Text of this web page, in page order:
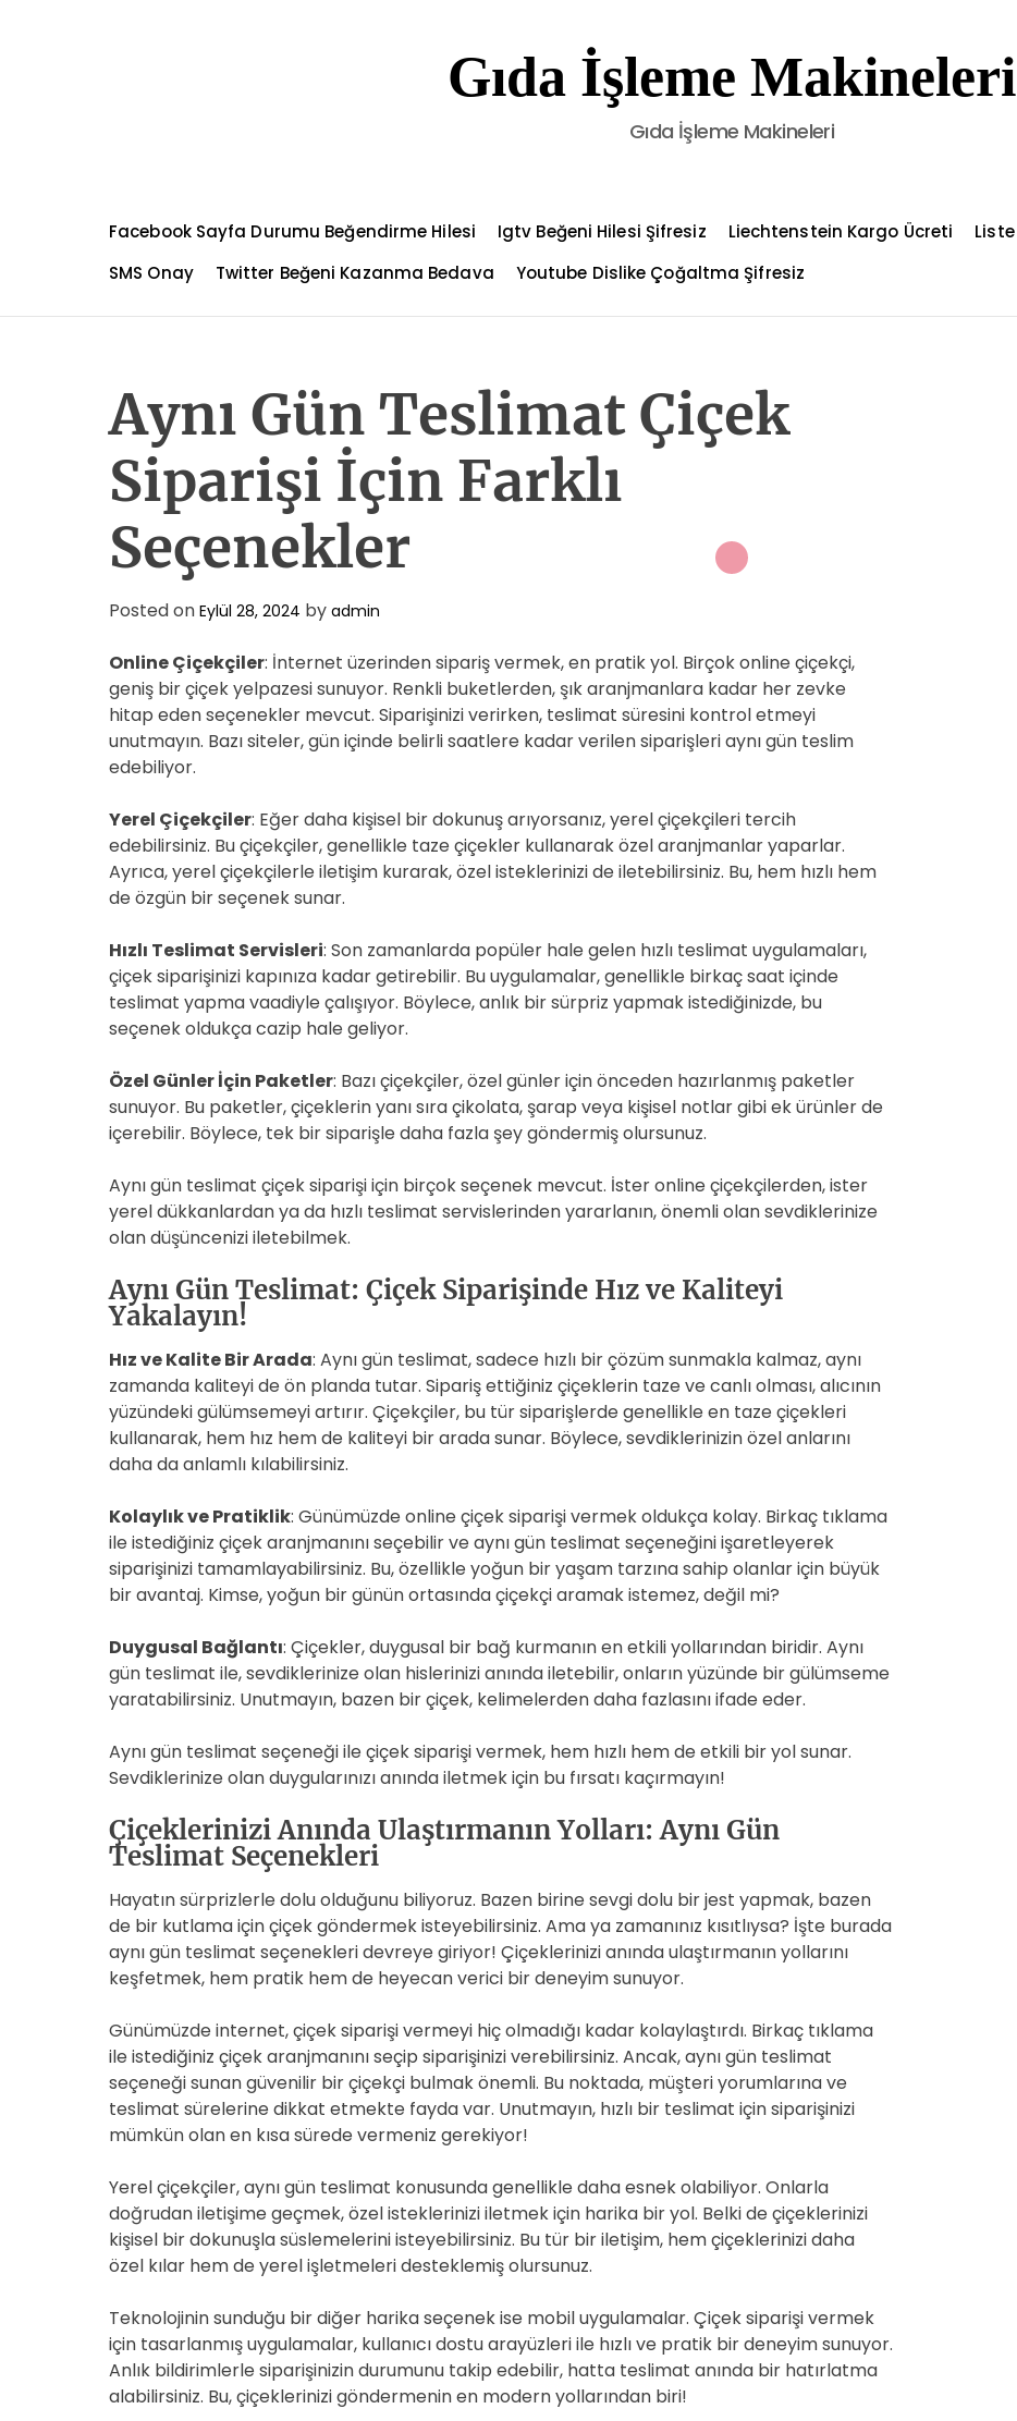
t
Gıda İşleme Makineleri
Gıda İşleme Makineleri
Facebook Sayfa Durumu Beğendirme Hilesi Igtv Beğeni Hilesi Şifresiz Liechtenstein Kargo Ücreti Liste
SMS Onay
Twitter Beğeni Kazanma Bedava Youtube Dislike Çoğaltma Şifresiz
Aynı Gün Teslimat Çiçek
Siparişi İçin Farklı
Seçenekler
Posted on Eylül 28, 2024 by admin
Online Çiçekçiler: İnternet üzerinden sipariş vermek, en pratik yol. Birçok online çiçekçi,
geniş bir çiçek yelpazesi sunuyor. Renkli buketlerden, şık aranjmanlara kadar her zevke
hitap eden seçenekler mevcut. Siparişinizi verirken, teslimat süresini kontrol etmeyi
unutmayın. Bazı siteler, gün içinde belirli saatlere kadar verilen siparişleri aynı gün teslim
edebiliyor.
Yerel Çiçekçiler: Eğer daha kişisel bir dokunuş arıyorsanız, yerel çiçekçileri tercih
edebilirsiniz. Bu çiçekçiler, genellikle taze çiçekler kullanarak özel aranjmanlar yaparlar.
Ayrıca, yerel çiçekçilerle iletişim kurarak, özel isteklerinizi de iletebilirsiniz. Bu, hem hızlı hem
de özgün bir seçenek sunar.
Hızlı Teslimat Servisleri: Son zamanlarda popüler hale gelen hızlı teslimat uygulamaları,
çiçek siparişinizi kapınıza kadar getirebilir. Bu uygulamalar, genellikle birkaç saat içinde
teslimat yapma vaadiyle çalışıyor. Böylece, anlık bir sürpriz yapmak istediğinizde, bu
seçenek oldukça cazip hale geliyor.
Özel Günler İçin Paketler: Bazı çiçekçiler, özel günler için önceden hazırlanmış paketler
sunuyor. Bu paketler, çiçeklerin yanı sıra çikolata, şarap veya kişisel notlar gibi ek ürünler de
içerebilir. Böylece, tek bir siparişle daha fazla şey göndermiş olursunuz.
Aynı gün teslimat çiçek siparişi için birçok seçenek mevcut. İster online çiçekçilerden, ister
yerel dükkanlardan ya da hızlı teslimat servislerinden yararlanın, önemli olan sevdiklerinize
olan düşüncenizi iletebilmek.
Aynı Gün Teslimat: Çiçek Siparişinde Hız ve Kaliteyi
Yakalayın!
Hız ve Kalite Bir Arada: Aynı gün teslimat, sadece hızlı bir çözüm sunmakla kalmaz, aynı
zamanda kaliteyi de ön planda tutar. Sipariş ettiğiniz çiçeklerin taze ve canlı olması, alıcının
yüzündeki gülümsemeyi artırır. Çiçekçiler, bu tür siparişlerde genellikle en taze çiçekleri
kullanarak, hem hız hem de kaliteyi bir arada sunar. Böylece, sevdiklerinizin özel anlarını
daha da anlamlı kılabilirsiniz.
Kolaylık ve Pratiklik: Günümüzde online çiçek siparişi vermek oldukça kolay. Birkaç tıklama
ile istediğiniz çiçek aranjmanını seçebilir ve aynı gün teslimat seçeneğini işaretleyerek
siparişinizi tamamlayabilirsiniz. Bu, özellikle yoğun bir yaşam tarzına sahip olanlar için büyük
bir avantaj. Kimse, yoğun bir günün ortasında çiçekçi aramak istemez, değil mi?
Duygusal Bağlantı: Çiçekler, duygusal bir bağ kurmanın en etkili yollarından biridir. Aynı
gün teslimat ile, sevdiklerinize olan hislerinizi anında iletebilir, onların yüzünde bir gülümseme
yaratabilirsiniz. Unutmayın, bazen bir çiçek, kelimelerden daha fazlasını ifade eder.
Aynı gün teslimat seçeneği ile çiçek siparişi vermek, hem hızlı hem de etkili bir yol sunar.
Sevdiklerinize olan duygularınızı anında iletmek için bu fırsatı kaçırmayın!
Çiçeklerinizi Anında Ulaştırmanın Yolları: Aynı Gün
Teslimat Seçenekleri
Hayatın sürprizlerle dolu olduğunu biliyoruz. Bazen birine sevgi dolu bir jest yapmak, bazen
de bir kutlama için çiçek göndermek isteyebilirsiniz. Ama ya zamanınız kısıtlıysa? İşte burada
aynı gün teslimat seçenekleri devreye giriyor! Çiçeklerinizi anında ulaştırmanın yollarını
keşfetmek, hem pratik hem de heyecan verici bir deneyim sunuyor.
Günümüzde internet, çiçek siparişi vermeyi hiç olmadığı kadar kolaylaştırdı. Birkaç tıklama
ile istediğiniz çiçek aranjmanını seçip siparişinizi verebilirsiniz. Ancak, aynı gün teslimat
seçeneği sunan güvenilir bir çiçekçi bulmak önemli. Bu noktada, müşteri yorumlarına ve
teslimat sürelerine dikkat etmekte fayda var. Unutmayın, hızlı bir teslimat için siparişinizi
mümkün olan en kısa sürede vermeniz gerekiyor!
Yerel çiçekçiler, aynı gün teslimat konusunda genellikle daha esnek olabiliyor. Onlarla
doğrudan iletişime geçmek, özel isteklerinizi iletmek için harika bir yol. Belki de çiçeklerinizi
kişisel bir dokunuşla süslemelerini isteyebilirsiniz. Bu tür bir iletişim, hem çiçeklerinizi daha
özel kılar hem de yerel işletmeleri desteklemiş olursunuz.
Teknolojinin sunduğu bir diğer harika seçenek ise mobil uygulamalar. Çiçek siparişi vermek
için tasarlanmış uygulamalar, kullanıcı dostu arayüzleri ile hızlı ve pratik bir deneyim sunuyor.
Anlık bildirimlerle siparişinizin durumunu takip edebilir, hatta teslimat anında bir hatırlatma
alabilirsiniz. Bu, çiçeklerinizi göndermenin en modern yollarından biri!